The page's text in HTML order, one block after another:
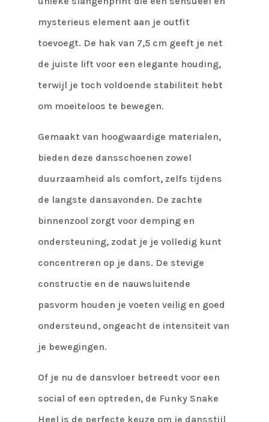
mysterieus element aan je outfit
toevoegt. De hak van 7,5 cm geeft je net
de juiste lift voor een elegante houding,
terwijl je toch voldoende stabiliteit hebt
om moeiteloos te bewegen.
Gemaakt van hoogwaardige materialen,
bieden deze dansschoenen zowel
duurzaamheid als comfort, zelfs tijdens
de langste dansavonden. De zachte
binnenzool zorgt voor demping en
ondersteuning, zodat je je volledig kunt
concentreren op je dans. De stevige
constructie en de nauwsluitende
pasvorm houden je voeten veilig en goed
ondersteund, ongeacht de intensiteit van
je bewegingen.
Of je nu de dansvloer betreedt voor een
social of een optreden, de Funky Snake
Heel is de perfecte keuze om je dansstijl